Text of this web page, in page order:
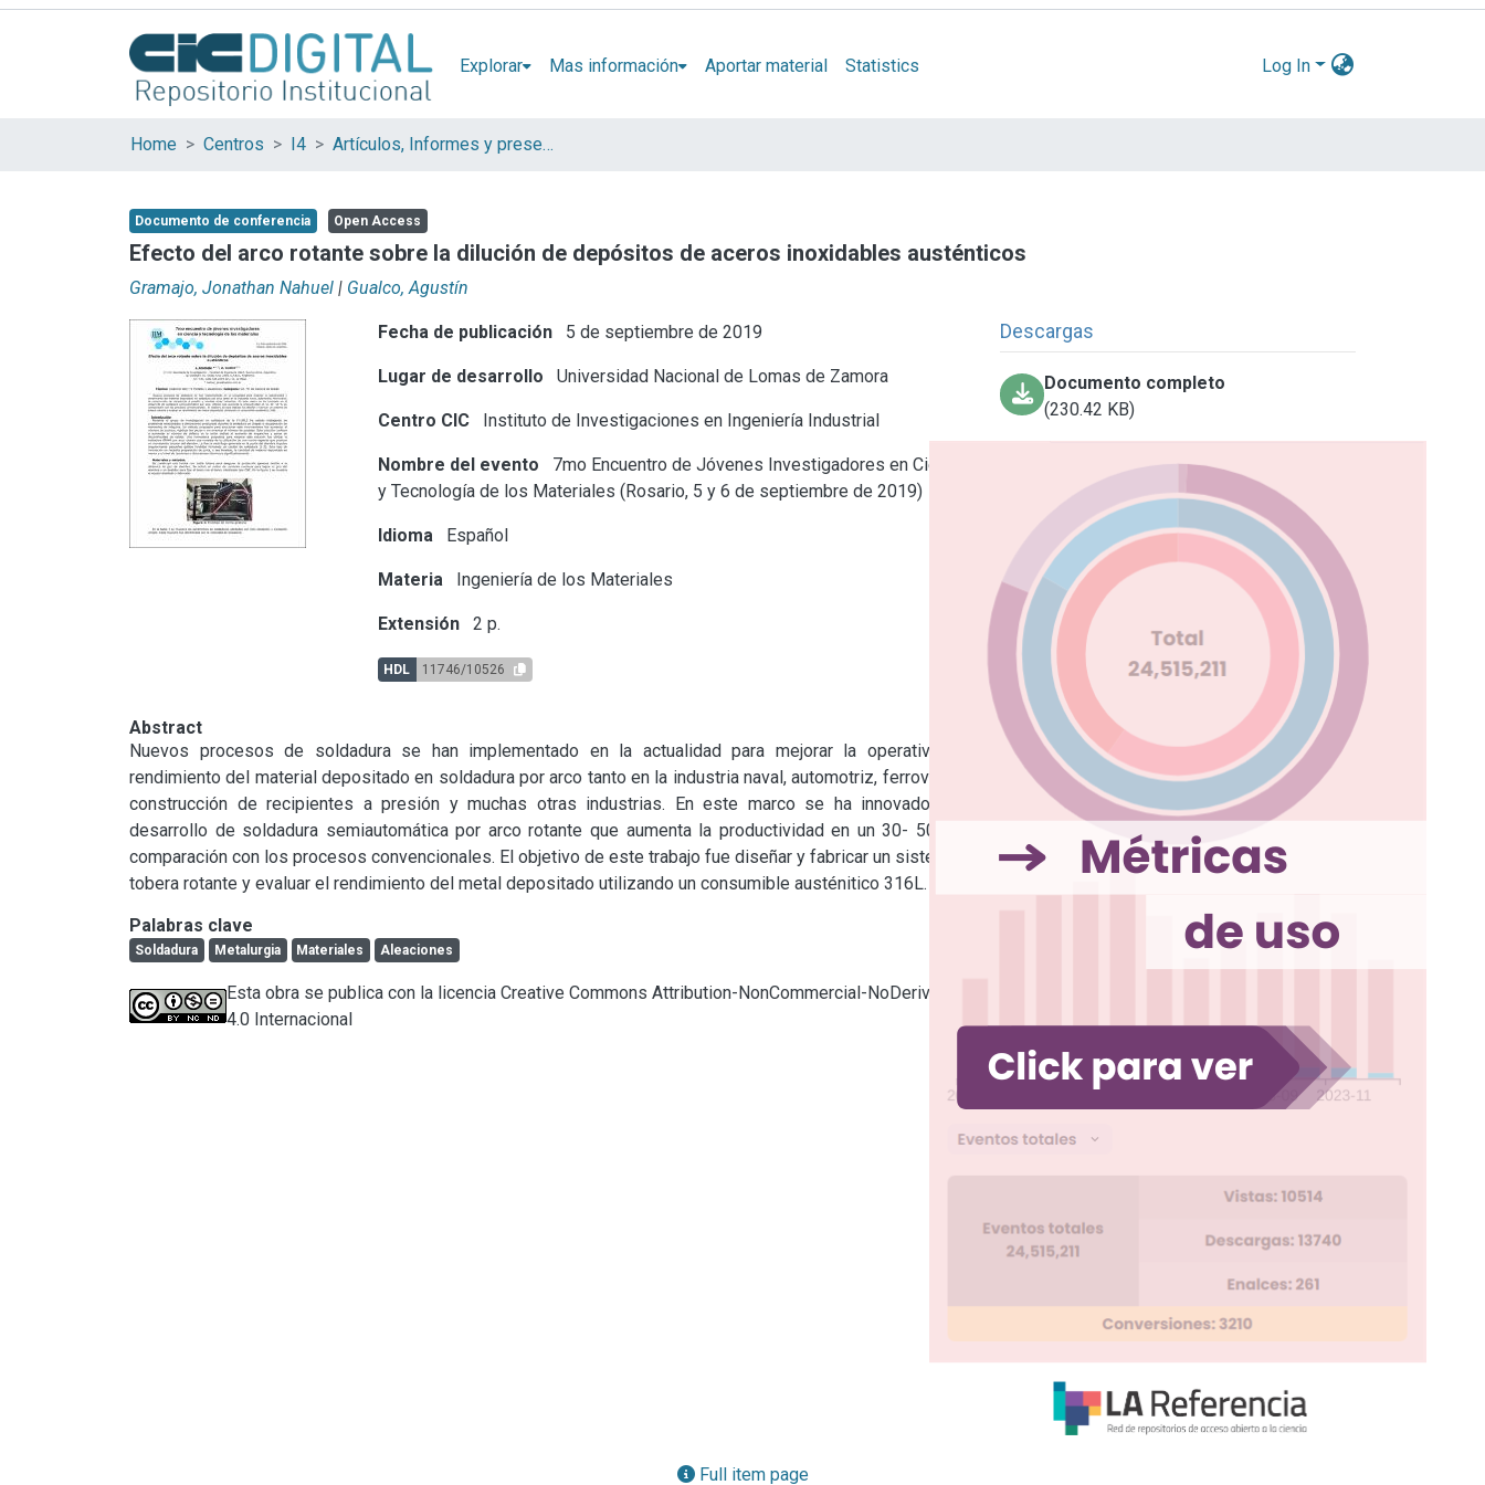
Explorar Mas información Aportar material Statistics Log In
Home Centros I4 Artículos, Informes y presentaciones en Congresos
Documento de conferencia Open Access
Efecto del arco rotante sobre la dilución de depósitos de aceros inoxidables austénticos
Gramajo, Jonathan Nahuel | Gualco, Agustín
Fecha de publicación 5 de septiembre de 2019
Lugar de desarrollo Universidad Nacional de Lomas de Zamora
Centro CIC Instituto de Investigaciones en Ingeniería Industrial
Nombre del evento
7mo Encuentro de Jóvenes Investigadores en Ciencia
y Tecnología de los Materiales (Rosario, 5 y 6 de septiembre de 2019)
Idioma Español
Materia Ingeniería de los Materiales
Extensión 2 p.
HDL 11746/10526
Descargas
Documento completo
(230.42 KB)
Abstract
Nuevos procesos de soldadura se han implementado en la actualidad para mejorar la operatividad y
rendimiento del material depositado en soldadura por arco tanto en la industria naval, automotriz, ferroviaria; la
construcción de recipientes a presión y muchas otras industrias. En este marco se ha innovado en el
desarrollo de soldadura semiautomática por arco rotante que aumenta la productividad en un 30- 50 % en
comparación con los procesos convencionales. El objetivo de este trabajo fue diseñar y fabricar un sistema de
tobera rotante y evaluar el rendimiento del metal depositado utilizando un consumible austénitico 316L.
Palabras clave
Soldadura Metalurgia Materiales Aleaciones
Esta obra se publica con la licencia Creative Commons Attribution-NonCommercial-NoDerivatives
4.0 Internacional
Full item page